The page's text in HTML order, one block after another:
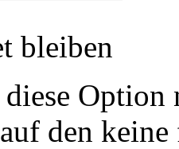
bleiben
den